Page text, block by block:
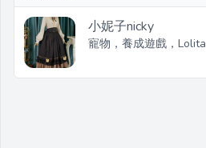
小妮子nicky
寵物，養成遊戲，Lolita